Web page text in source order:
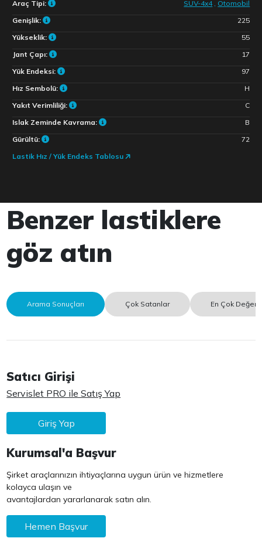
Araç Tipi: SUV-4x4
Otomobil
Genişlik:
225
Yükseklik:
55
Jant Çapı:
17
Yük Endeksi:
97
Hız Sembolü:
H
Yakıt Verimliliği:
C
Islak Zeminde Kavrama:
B
Gürültü:
72
Lastik Hız / Yük Endeks Tablosu
Benzer lastiklere
göz atın
Arama Sonuçları Çok Satanlar En Çok
Satıcı Girişi
Servislet PRO ile Satış Yap
Giriş Yap
Kurumsal'a Başvur
Şirket araçlarınızın ihtiyaçlarına uygun ürün ve hizmetlere
kolayca ulaşın ve
avantajlardan yararlanarak satın alın.
Hemen Başvur